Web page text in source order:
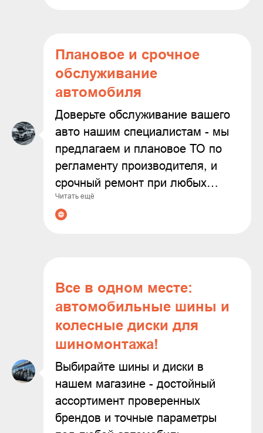
безопасность результата.
Доверяя нам заботу о колёсах
вашего автомобиля, вы можете
быть уверены в
профессионализме наших
мастеров и внимательном
подходе к каждой задаче.
Плановое и срочное
обслуживание
автомобиля
Доверьте обслуживание вашего
авто нашим специалистам - мы
предлагаем и плановое ТО по
регламенту производителя, и
срочный ремонт при любых
неполадках. Современное
оборудование и опытные
ваш автомобиль будет служить
дольше, а поездки останутся
Читать ещё
Все в одном месте:
автомобильные шины и
колесные диски для
шиномонтажа!
Выбирайте шины и диски в
нашем магазине - достойный
ассортимент проверенных
брендов и точные параметры